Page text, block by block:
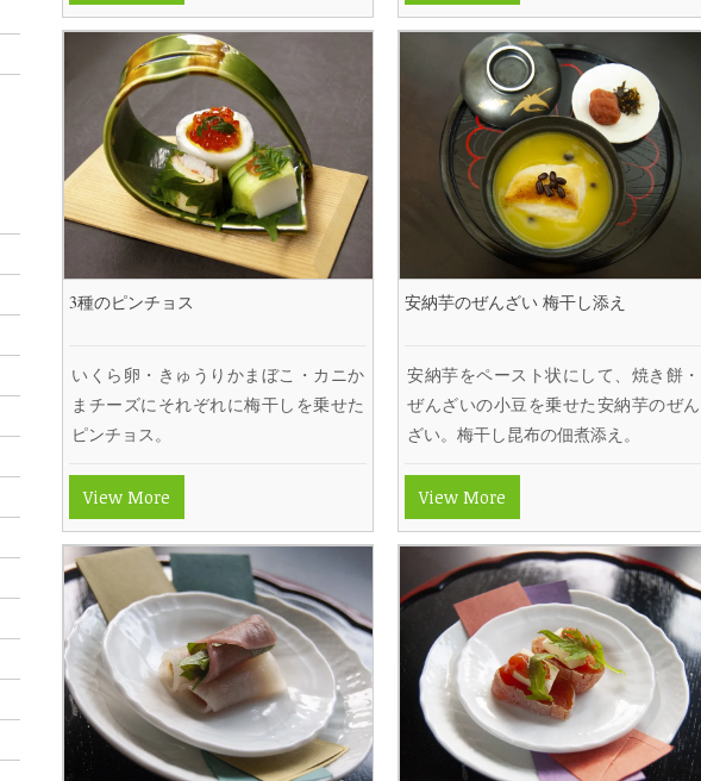
3種のピンチョス
いくら卵・きゅうりかまぼこ・カニか
まチーズにそれぞれに梅干しを乗せた
ピンチョス。
View More
安納芋のぜんざい 梅干し添え
安納芋をペースト状にして、焼き餅・
ぜんざいの小豆を乗せた安納芋のぜん
ざい。梅干し昆布の佃煮添え。
View More